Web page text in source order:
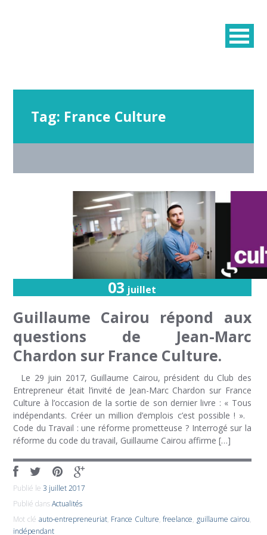
Tag: France Culture
03 juillet
Guillaume Cairou répond aux
questions de Jean-Marc
Chardon sur France Culture.
Le 29 juin 2017, Guillaume Cairou, président du Club des
Entrepreneur était l’invité de Jean-Marc Chardon sur France
Culture à l’occasion de la sortie de son dernier livre : « Tous
indépendants. Créer un million d’emplois c’est possible ! ».
Code du Travail : une réforme prometteuse ? Interrogé sur la
réforme du code du travail, Guillaume Cairou affirme […]
Publié le3 juillet 2017
Publié dansActualités
Mot clé auto-entrepreneuriat, France Culture,freelance, guillaume cairou,
indépendant